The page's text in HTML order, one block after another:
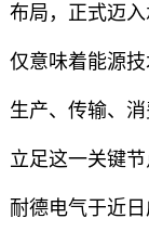
布局，正式迈
仅意味着能源
生产、传输、消
立足这一关键
耐德电气于近